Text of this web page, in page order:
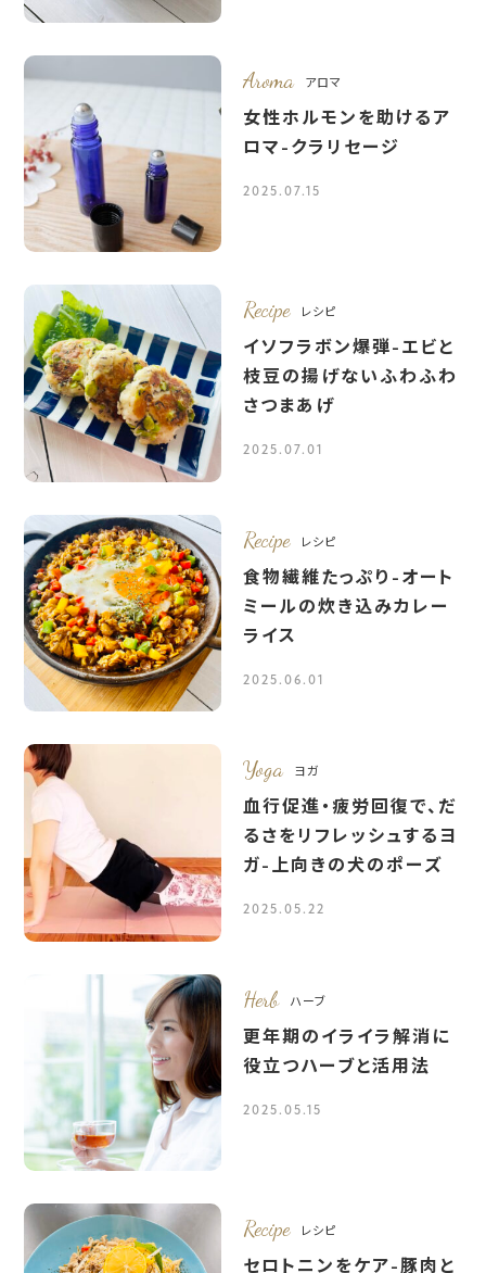
Aroma アロマ
女性ホルモンを助けるア
ロマ-クラリセージ
2025.07.15
Recipe レシピ
イソフラボン爆弾-エビと
枝豆の揚げないふわふわ
さつまあげ
2025.07.01
Recipe レシピ
食物繊維たっぷり-オート
ミールの炊き込みカレー
ライス
2025.06.01
Yoga ヨガ
血行促進・疲労回復で、だ
るさをリフレッシュするヨ
ガ-上向きの犬のポーズ
2025.05.22
Herb ハーブ
更年期のイライラ解消に
役立つハーブと活用法
2025.05.15
Recipe レシピ
セロトニンをケア-豚肉と